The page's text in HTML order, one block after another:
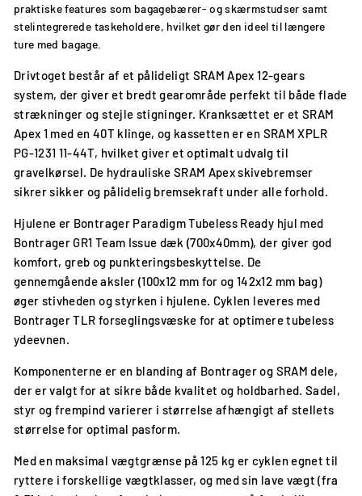
praktiske features som bagagebærer- og skærmstudser samt
stelintegrerede taskeholdere, hvilket gør den ideel til længere
ture med bagage.
Drivtoget består af et pålideligt SRAM Apex 12-gears
system, der giver et bredt gearområde perfekt til både flade
strækninger og stejle stigninger. Kranksættet er et SRAM
Apex 1 med en 40T klinge, og kassetten er en SRAM XPLR
PG-1231 11-44T, hvilket giver et optimalt udvalg til
gravelkørsel. De hydrauliske SRAM Apex skivebremser
sikrer sikker og pålidelig bremsekraft under alle forhold.
Hjulene er Bontrager Paradigm Tubeless Ready hjul med
Bontrager GR1 Team Issue dæk (700x40mm), der giver god
komfort, greb og punkteringsbeskyttelse. De
gennemgående aksler (100x12 mm for og 142x12 mm bag)
øger stivheden og styrken i hjulene. Cyklen leveres med
Bontrager TLR forseglingsvæske for at optimere tubeless
ydeevnen.
Komponenterne er en blanding af Bontrager og SRAM dele,
der er valgt for at sikre både kvalitet og holdbarhed. Sadel,
styr og frempind varierer i størrelse afhængigt af stellets
størrelse for optimal pasform.
Med en maksimal vægtgrænse på 125 kg er cyklen egnet til
ryttere i forskellige vægtklasser, og med sin lave vægt (fra